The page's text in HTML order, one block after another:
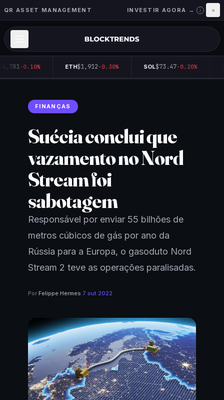
QR ASSET MANAGEMENT INVESTIR AGORA → i ×
-0.10% ETH$1,912-0.30% SOL$73.47-0.20%
FINANÇAS
Suécia conclui que
vazamento no Nord
Stream foi
sabotagem
Responsável por enviar 55 bilhões de
metros cúbicos de gás por ano da
Rússia para a Europa, o gasoduto Nord
Stream 2 teve as operações paralisadas.
Por Felippe Hermes·7 out 2022